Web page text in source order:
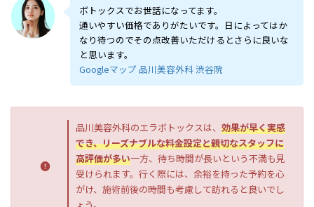
ボトックスでお世話になってます。
通いやすい価格でありがたいです。日によってはか
なり待つのでその点改善いただけるとさらに良いな
と思います。
Googleマップ 品川美容外科 渋谷院
品川美容外科のエラボトックスは、 効果が早く実感
でき、リーズナブルな料金設定と親切なスタッフに
高評価が多い一方、待ち時間が長いという不満も見
受けられます。行く際には、余裕を持った予約を心
がけ、施術前後の時間も考慮して訪れると良いでし